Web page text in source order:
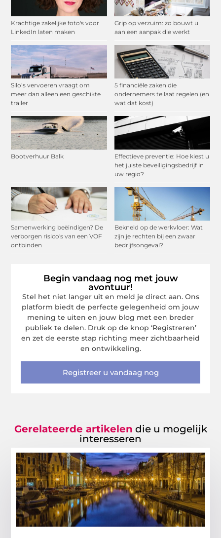
Krachtige zakelijke foto's voor
LinkedIn laten maken
Grip op verzuim: zo bouwt u
aan een aanpak die werkt
Silo’s vervoeren vraagt om
meer dan alleen een geschikte
trailer
5 financiële zaken die
ondernemers te laat regelen (en
wat dat kost)
Bootverhuur Balk
Effectieve preventie: Hoe kiest u
het juiste beveiligingsbedrijf in
uw regio?
Samenwerking beëindigen? De
verborgen risico's van een VOF
ontbinden
Bekneld op de werkvloer: Wat
zijn je rechten bij een zwaar
bedrijfsongeval?
Begin vandaag nog met jouw
avontuur!
Stel het niet langer uit en meld je direct aan. Ons
platform biedt de perfecte gelegenheid om jouw
mening te uiten en jouw blog met een breder
publiek te delen. Druk op de knop ‘Registreren’
en zet de eerste stap richting meer zichtbaarheid
en ontwikkeling.
Registreer u vandaag nog
Gerelateerde artikelen die u mogelijk
interesseren